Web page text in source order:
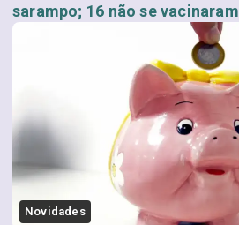
sarampo; 16 não se vacinaram
Novidades